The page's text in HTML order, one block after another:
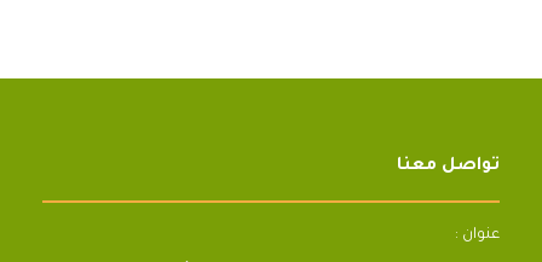
تواصل معنا
عنوان :